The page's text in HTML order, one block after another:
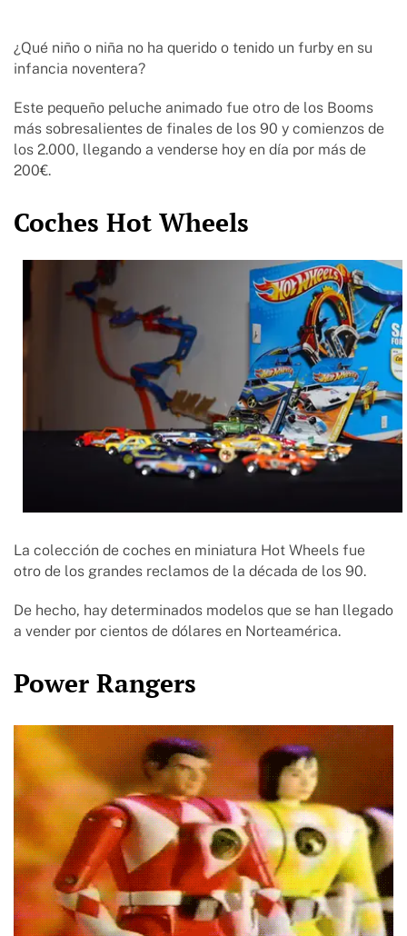
¿Qué niño o niña no ha querido o tenido un furby en su
infancia noventera?
Este pequeño peluche animado fue otro de los Booms
más sobresalientes de finales de los 90 y comienzos de
los 2.000, llegando a venderse hoy en día por más de
200€.
Coches Hot Wheels
La colección de coches en miniatura Hot Wheels fue
otro de los grandes reclamos de la década de los 90.
De hecho, hay determinados modelos que se han llegado
a vender por cientos de dólares en Norteamérica.
Power Rangers